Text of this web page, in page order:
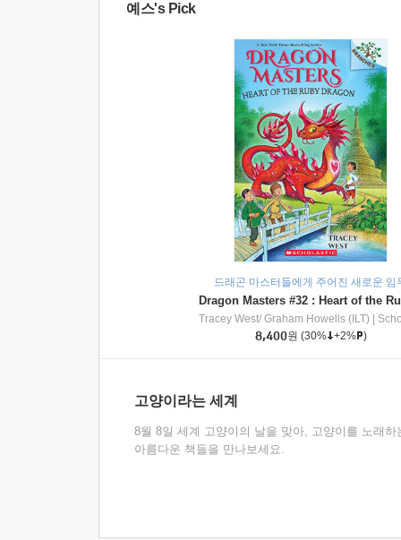
예스's Pick
드래곤 마스터들에게 주어진 새로운 임
Tracey West/ Graham Howells (ILT)
8,400원 (30% +2% )
고양이라는 세계
8월 8일 세계 고양이의 날을 맞아, 고양이를 노래하
아름다운 책들을 만나보세요.